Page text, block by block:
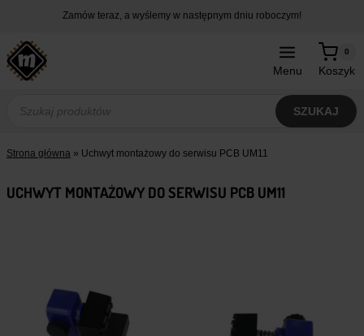
treści
Zamów teraz, a wyślemy w następnym dniu roboczym!
Menu Koszyk
0
produktów
SZUKAJ
Strona główna » Uchwyt montażowy do serwisu PCB UM11
UCHWYT MONTAŻOWY DO SERWISU PCB UM11